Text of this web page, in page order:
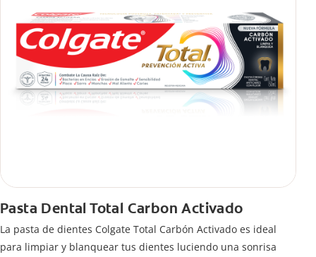
Pasta Dental Total Carbon Activado
La pasta de dientes Colgate Total Carbón Activado es ideal
para limpiar y blanquear tus dientes luciendo una sonrisa